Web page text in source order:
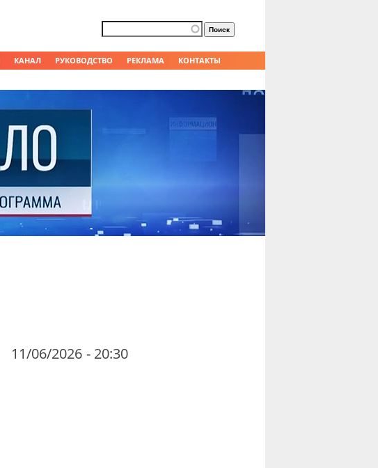
КАНАЛ РУКОВОДСТВО РЕКЛАМА КОНТАКТЫ
Форма поиска
Поиск
11/06/2026 - 20:30